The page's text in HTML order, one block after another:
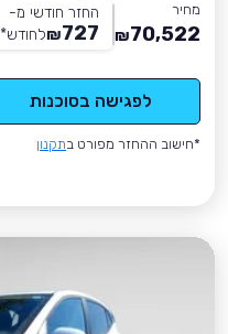
מחיר
70,522
₪
החזר חודשי מ-
727
₪לחודש*
לפגישה בסוכנות
*חישוב ההחזר מפורט בתקנון